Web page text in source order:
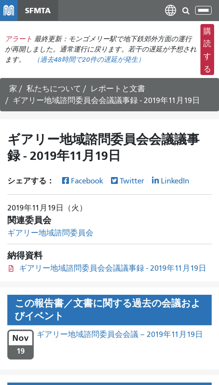
コ
ン
テ
ン
ツ
に
移
SFMTA
ナ
ビ
ゲ
ー
シ
ョ
の
切
替
アラート 最終更新：モンゴメリー駅で地下鉄郊外方面の運行
が再開しました。通常運行に戻ります。若干の遅延が予想され
ます。
（過去48時間で20件の遅延が発生）
購
読
す
る
家 私たちについて
レポートと文書
ギアリー地域諮問委員会会議議事録 - 2019年11月19日
ギアリー地域諮問委員会会議議事
録 - 2019年11月19日
シェアする： Facebook Twitter LinkedIn
2019年11月19日（火）
関連委員会
ギアリー地域諮問委員会
納得資料
ギアリー地域諮問委員会会議議事録 - 2019年11月19日
この報告書／文書に関する過去の会議およ
びイベント
Nov
19
ギアリー地域諮問委員会会議 – 2019年11月19日